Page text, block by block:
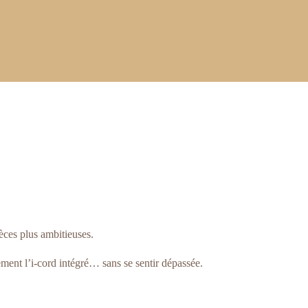
plus ambitieuses.
l’i-cord intégré… sans se sentir dépassée.